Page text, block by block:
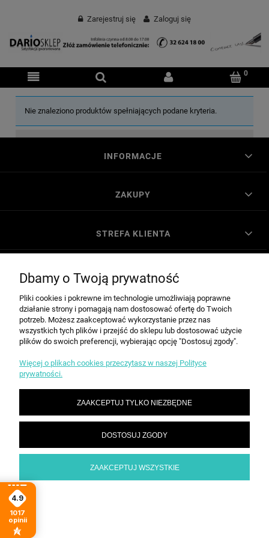
Zarejestruj się Zaloguj się
Nie znaleziono produktów spełniających podane kryteria.
INFORMACJE
ZAKUPY
STREFA KLIENTA
KONTAKT
POKAŻ PEŁNĄ WERSJĘ STRONY
4.9
1017
opinii
Sklep internetowy Shoper.pl
Dbamy o Twoją prywatność
Pliki cookies i pokrewne im technologie umożliwiają poprawne
działanie strony i pomagają nam dostosować ofertę do Twoich
potrzeb. Możesz zaakceptować wykorzystanie przez nas
wszystkich tych plików i przejść do sklepu lub dostosować użycie
plików do swoich preferencji, wybierając opcję "Dostosuj zgody".
Więcej o plikach cookies przeczytasz w naszej Polityce
prywatności.
ZAAKCEPTUJ TYLKO NIEZBĘDNE
DOSTOSUJ ZGODY
ZAAKCEPTUJ WSZYSTKIE